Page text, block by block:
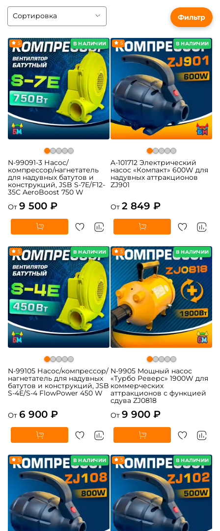
В НАЛИЧИИ
5
N-99091-3 Насос/
компрессор/нагнетатель
для надувных батутов и
конструкций, JSB S-7E/F12-
35C AeroBoost 750 W
От 9 500 ₽
В НАЛИЧИИ
5
A-101712 Электрический
насос «Компакт» 600W для
надувных аттракционов
ZJ901
От 2 849 ₽
В НАЛИЧИИ
5
N-99105 Насос/компрессор/
нагнетатель для надувных
батутов и конструкций, JSB
S-4E/S-4 FlowPower 450 W
От 6 900 ₽
В НАЛИЧИИ
5
N-9905 Мощный насос
«Турбо Реверс» 1900W для
коммерческих
аттракционов с функцией
сдува ZJ0818
От 9 900 ₽
В НАЛИЧИИ
5 В НАЛИЧИИ
5
Фильтр